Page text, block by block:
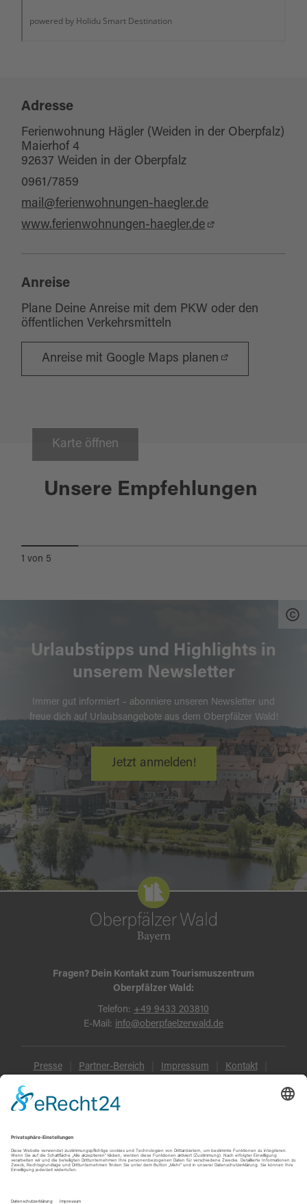
Adresse
Ferienwohnung Hägler (Weiden in der Oberpfalz)
Maierhof 4
92637 Weiden in der Oberpfalz
0961/7859
mail@ferienwohnungen-haegler.de
www.ferienwohnungen-haegler.de
Anreise
Plane Deine Anreise mit dem PKW oder den
öffentlichen Verkehrsmitteln
Anreise mit Google Maps planen
Karte öffnen
Unsere Empfehlungen
Weiden i.d. OPf
1 von 5
Urlaubstipps und Highlights in
unserem Newsletter
Immer gut informiert – abonniere unseren Newsletter und
freue dich auf Urlaubsangebote aus dem Oberpfälzer Wald!
Jetzt anmelden!
Fragen? Dein Kontakt zum Tourismuszentrum
Oberpfälzer Wald:
Telefon: +49 9433 203810
E-Mail: info@oberpfaelzerwald.de
Presse Partner-Bereich Impressum Kontakt
Datenschutz